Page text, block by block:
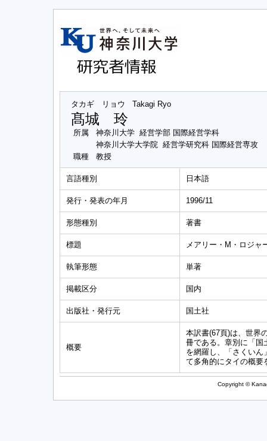
タカギ リョウ Takagi Ryo
髙城 玲
所属
神奈川大学 経営学部 国際経営学科
神奈川大学大学院 経営学研究科 国際経営専攻
職種
教授
言語種別 日本語
発行・発表の年月 1996/11
形態種別 著書
標題 メアリー・M・ロジ
執筆形態 単著
掲載区分 国内
出版社・発行元 国土社
概要
本訳書(67頁)は、世界
冊である。章別に「国
を網羅し、「さくい
て多角的にタイの概要
Copyright ©